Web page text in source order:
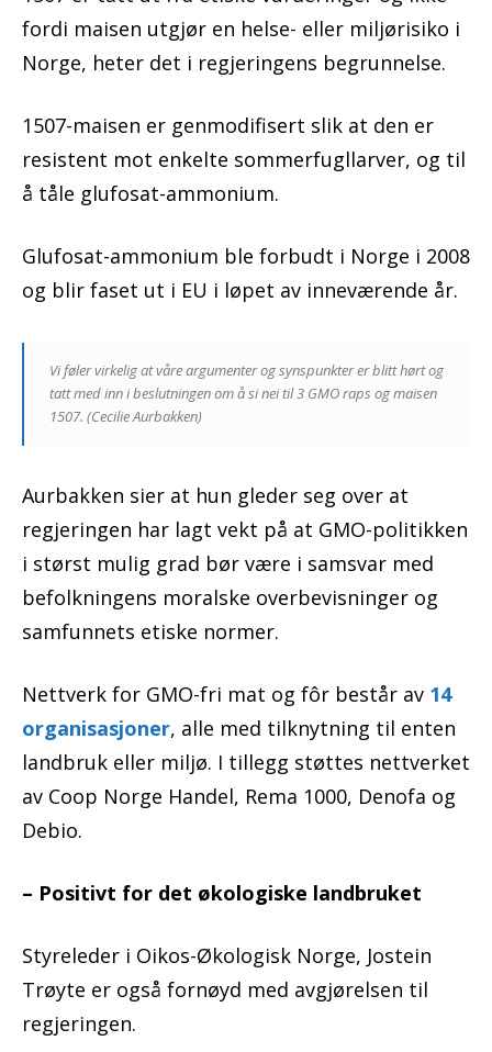
fordi maisen utgjør en helse- eller miljørisiko i
Norge, heter det i regjeringens begrunnelse.
1507-maisen er genmodifisert slik at den er
resistent mot enkelte sommerfugllarver, og til
å tåle glufosat-ammonium.
Glufosat-ammonium ble forbudt i Norge i 2008
og blir faset ut i EU i løpet av inneværende år.
Vi føler virkelig at våre argumenter og synspunkter er blitt hørt og
tatt med inn i beslutningen om å si nei til 3 GMO raps og maisen
1507. (Cecilie Aurbakken)
Aurbakken sier at hun gleder seg over at
regjeringen har lagt vekt på at GMO-politikken
i størst mulig grad bør være i samsvar med
befolkningens moralske overbevisninger og
samfunnets etiske normer.
Nettverk for GMO-fri mat og fôr består av 14
organisasjoner, alle med tilknytning til enten
landbruk eller miljø. I tillegg støttes nettverket
av Coop Norge Handel, Rema 1000, Denofa og
Debio.
– Positivt for det økologiske landbruket
Styreleder i Oikos-Økologisk Norge, Jostein
Trøyte er også fornøyd med avgjørelsen til
regjeringen.